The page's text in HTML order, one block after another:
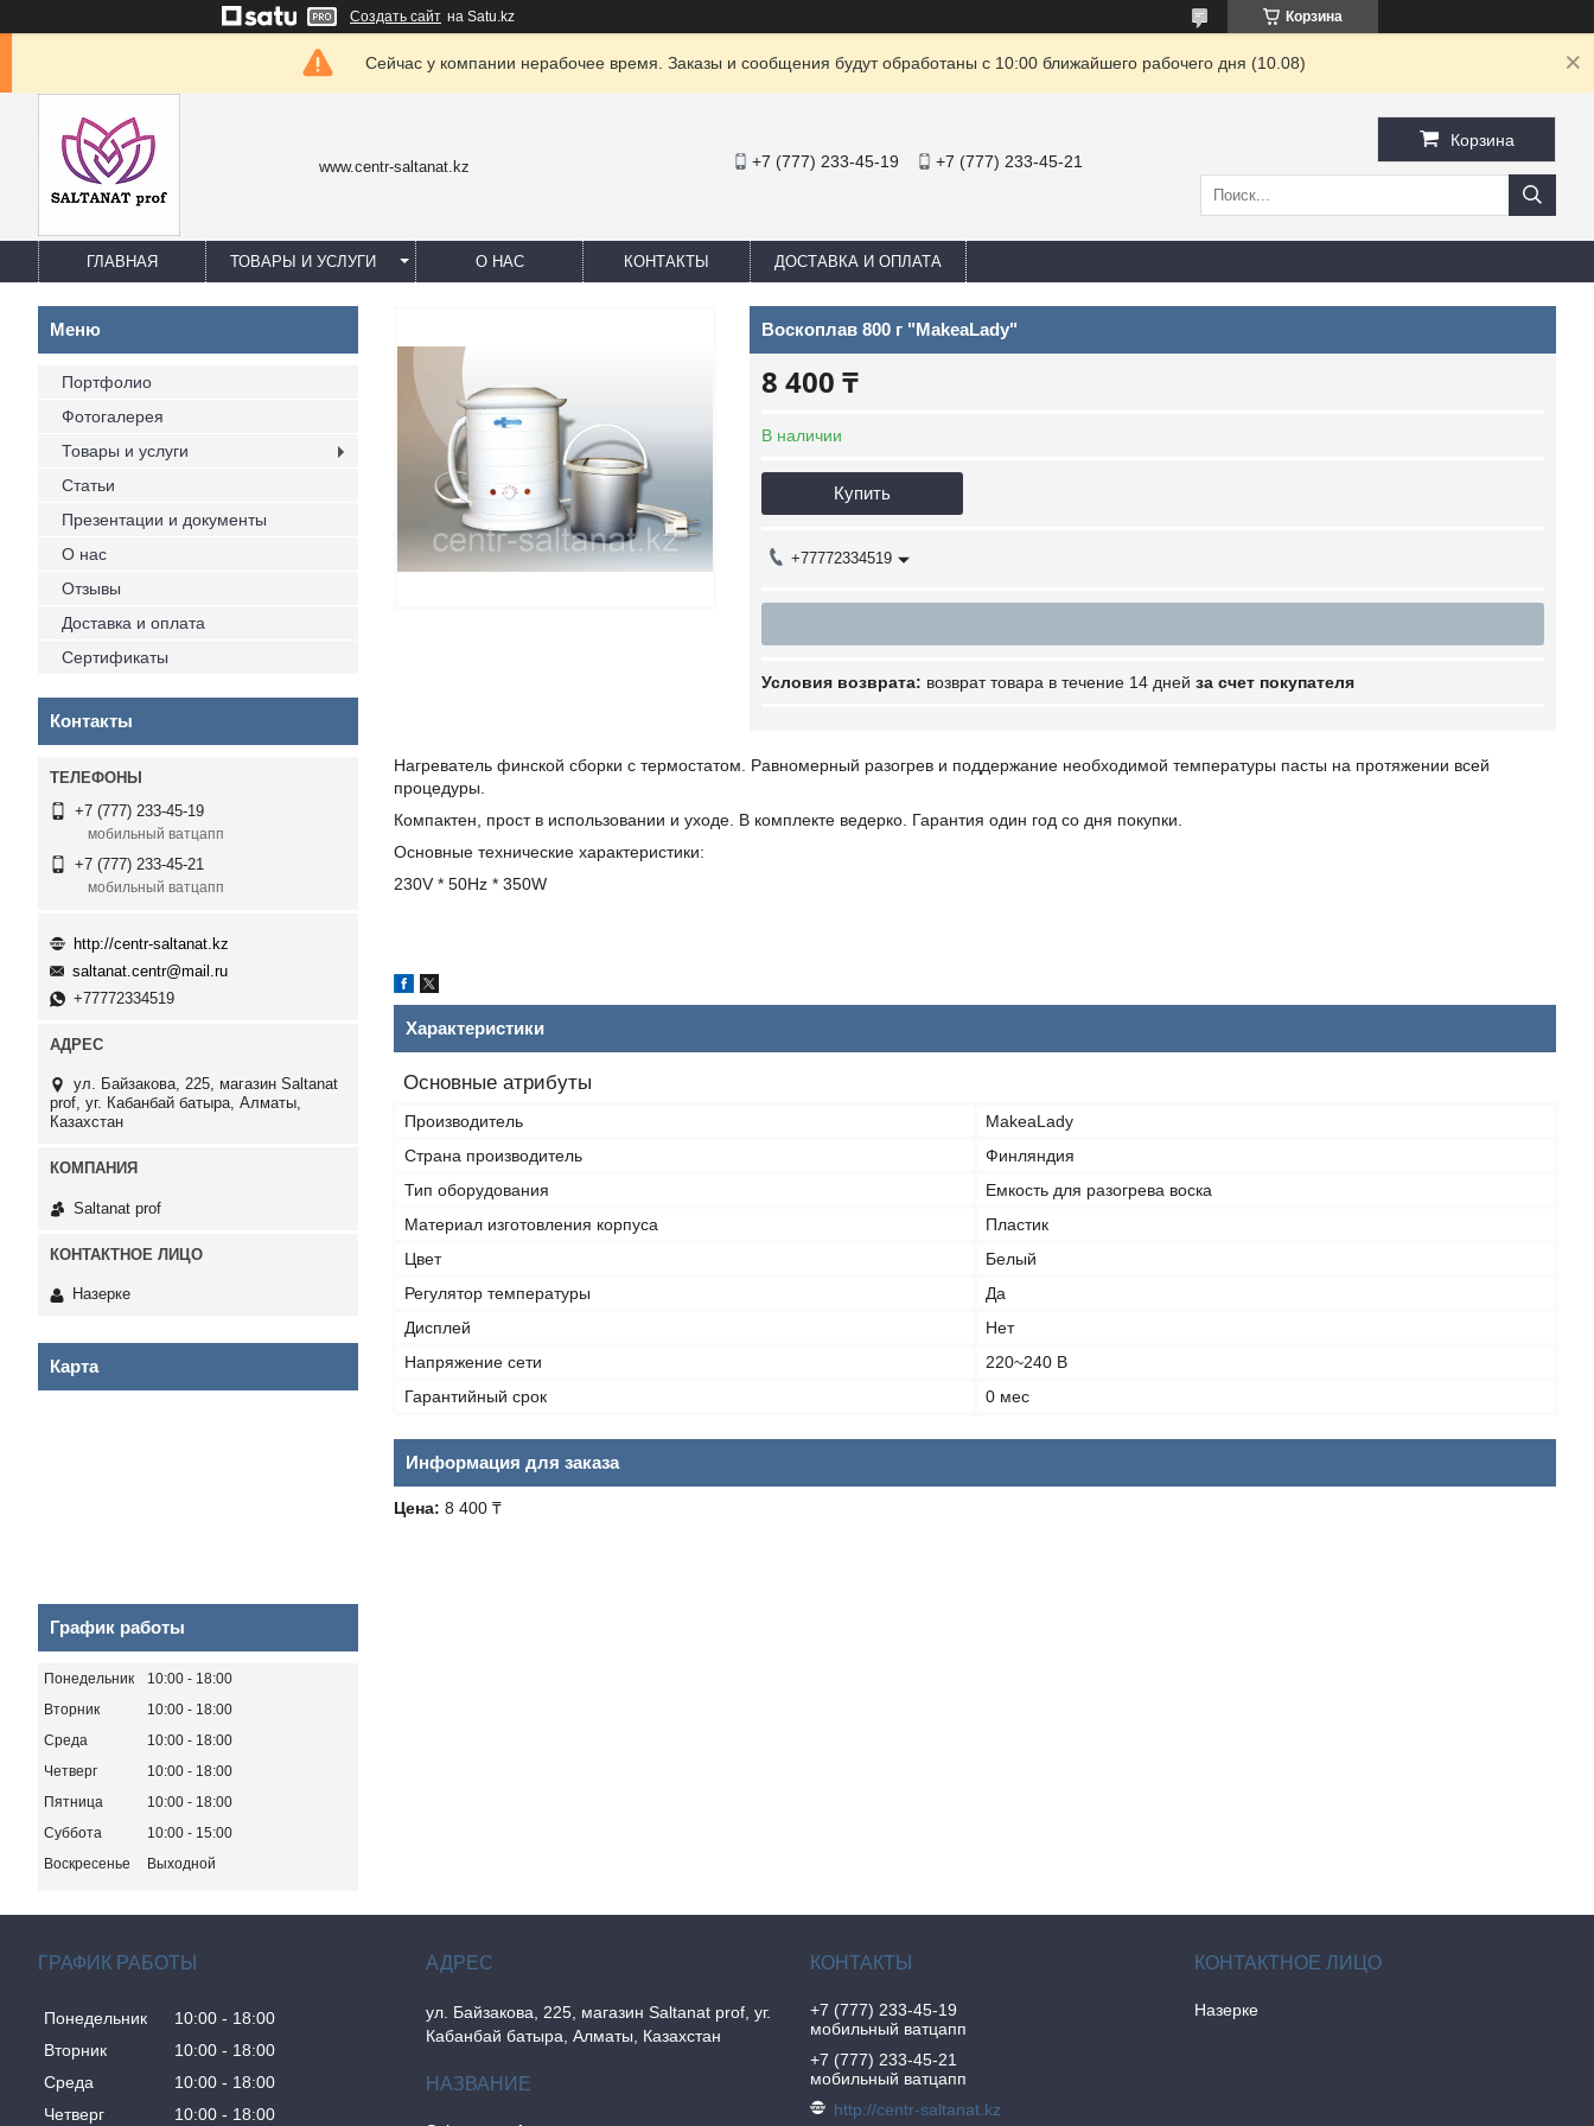
Создать сайт на Satu.kz Корзина
Сейчас у компании нерабочее время. Заказы и сообщения будут обработаны с 10:00 ближайшего рабочего дня (10.08)
www.centr-saltanat.kz +7 (777) 233-45-19 +7 (777) 233-45-21
Корзина
ГЛАВНАЯ ТОВАРЫ И УСЛУГИ О НАС КОНТАКТЫ ДОСТАВКА И ОПЛАТА
Воскоплав 800 г "MakeaLady"
8 400 ₸
В наличии
Купить
+77772334519
возврат товара в течение 14 дней за счет покупателя
Нагреватель финской сборки с термостатом. Равномерный разогрев и поддержание необходимой температуры пасты на протяжении всей
процедуры.
Компактен, прост в использовании и уходе. В комплекте ведерко. Гарантия один год со дня покупки.
Основные технические характеристики:
230V * 50Hz * 350W
Характеристики
Основные атрибуты
Производитель
MakeaLady
Страна производитель
Финляндия
Тип оборудования
Емкость для разогрева воска
Материал изготовления корпуса
Пластик
Цвет
Белый
Регулятор температуры
Да
Дисплей
Нет
Напряжение сети
220~240 В
Гарантийный срок
0 мес
Информация для заказа
Цена: 8 400 ₸
Портфолио
Фотогалерея
Товары и услуги
Статьи
Презентации и документы
О нас
Отзывы
Доставка и оплата
Сертификаты
Контакты
+7 (777) 233-45-19
мобильный ватцапп
+7 (777) 233-45-21
мобильный ватцапп
http://centr-saltanat.kz
saltanat.centr@mail.ru
+77772334519
ул. Байзакова, 225, магазин Saltanat
prof, уг. Кабанбай батыра, Алматы,
Казахстан
Saltanat prof
Назерке
Карта
График работы
Понедельник 10:00
18:00
Вторник
10:00
18:00
Среда
10:00
18:00
Четверг
10:00
18:00
Пятница
10:00
18:00
Суббота
10:00
15:00
Воскресенье
Выходной
ГРАФИК РАБОТЫ
Понедельник 10:00
18:00
Вторник
10:00
18:00
Среда
10:00
18:00
Четверг
10:00 18:00
ул. Байзакова, 225, магазин Saltanat prof, уг.
Кабанбай батыра, Алматы, Казахстан
+7 (777) 233-45-19
мобильный ватцапп
+7 (777) 233-45-21
мобильный ватцапп
http://centr-saltanat.kz
Назерке